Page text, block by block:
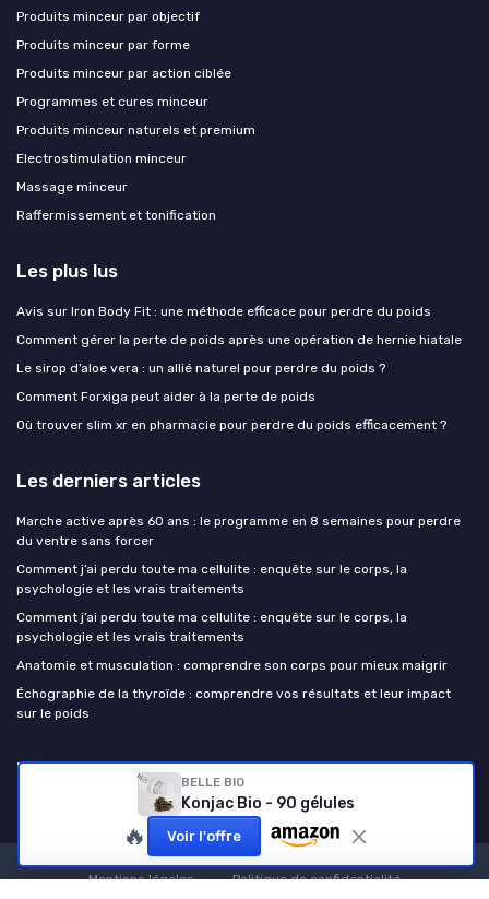
BELLE BIO
Konjac Bio - 90 gélules
🔥 Voir l'offre
Produits minceur par objectif
Produits minceur par forme
Produits minceur par action ciblée
Programmes et cures minceur
Produits minceur naturels et premium
Electrostimulation minceur
Massage minceur
Raffermissement et tonification
Les plus lus
Avis sur Iron Body Fit : une méthode efficace pour perdre du poids
Comment gérer la perte de poids après une opération de hernie hiatale
Le sirop d’aloe vera : un allié naturel pour perdre du poids ?
Comment Forxiga peut aider à la perte de poids
Où trouver slim xr en pharmacie pour perdre du poids efficacement ?
Les derniers articles
Marche active après 60 ans : le programme en 8 semaines pour perdre
du ventre sans forcer
Comment j’ai perdu toute ma cellulite : enquête sur le corps, la
psychologie et les vrais traitements
Comment j’ai perdu toute ma cellulite : enquête sur le corps, la
psychologie et les vrais traitements
Anatomie et musculation : comprendre son corps pour mieux maigrir
Échographie de la thyroïde : comprendre vos résultats et leur impact
sur le poids
Perdre du poids
Mentions légales Politique de confidentialité